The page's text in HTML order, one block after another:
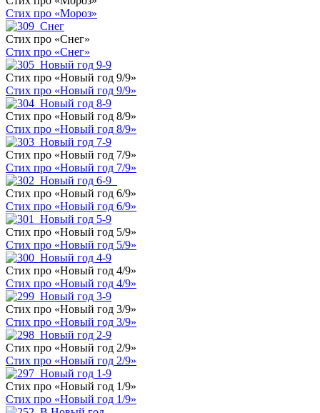
Стих про «Мороз»
Стих про «Снег»
Стих про «Снег»
Стих про «Новый год 9/9»
Стих про «Новый год 9/9»
Стих про «Новый год 8/9»
Стих про «Новый год 8/9»
Стих про «Новый год 7/9»
Стих про «Новый год 7/9»
Стих про «Новый год 6/9»
Стих про «Новый год 6/9»
Стих про «Новый год 5/9»
Стих про «Новый год 5/9»
Стих про «Новый год 4/9»
Стих про «Новый год 4/9»
Стих про «Новый год 3/9»
Стих про «Новый год 3/9»
Стих про «Новый год 2/9»
Стих про «Новый год 2/9»
Стих про «Новый год 1/9»
Стих про «Новый год 1/9»